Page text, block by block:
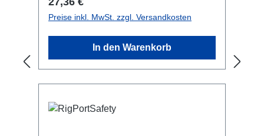
Preise inkl. MwSt. zzgl. Versandkosten
In den Warenkorb